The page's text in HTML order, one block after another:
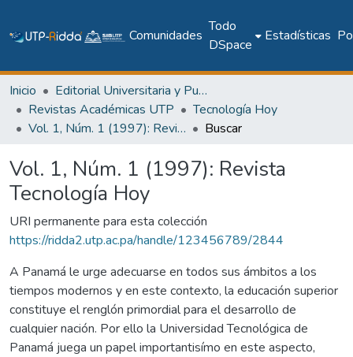
Comunidades
Todo
DSpace
Estadísticas
Inicio
Editorial Universitaria y Publicaciones Seriadas
Revistas Académicas UTP
Tecnología Hoy
Vol. 1, Núm. 1 (1997): Revista Tecnología Hoy
Buscar
Vol. 1, Núm. 1 (1997): Revista
Tecnología Hoy
URI permanente para esta colección
https://ridda2.utp.ac.pa/handle/123456789/2844
A Panamá le urge adecuarse en todos sus ámbitos a los
tiempos modernos y en este contexto, la educación superior
constituye el renglón primordial para el desarrollo de
cualquier nación. Por ello la Universidad Tecnológica de
Panamá juega un papel importantisímo en este aspecto,